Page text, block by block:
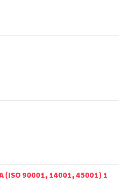
(ISO 90001, 14001, 45001) 1